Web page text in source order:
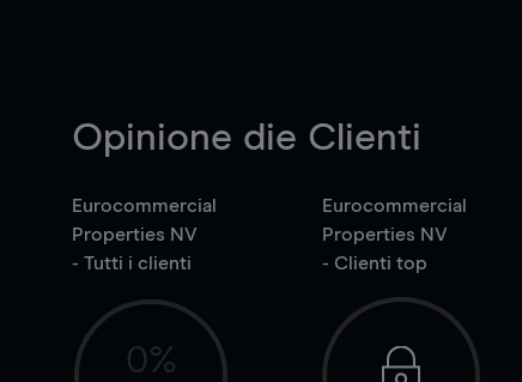
Opinione die Clienti
Eurocommercial
Properties NV
- Tutti i clienti
0%
Eurocommercial
Properties NV
- Clienti top